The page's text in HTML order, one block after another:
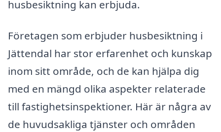
husbesiktning kan erbjuda.
Företagen som erbjuder husbesiktning i
Jättendal har stor erfarenhet och kunskap
inom sitt område, och de kan hjälpa dig
med en mängd olika aspekter relaterade
till fastighetsinspektioner. Här är några av
de huvudsakliga tjänster och områden